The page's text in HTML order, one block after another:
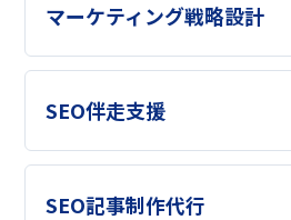
マーケティング戦略設計
SEO伴走支援
SEO記事制作代行